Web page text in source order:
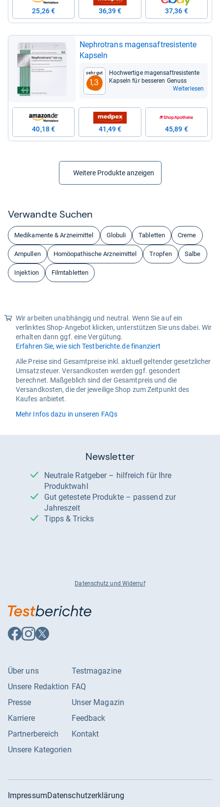
25,26 € 36,39 € 37,36 €
Nephro­trans magen­saf­t­re­sis­tente
Kap­seln
Sehr gut
1,3
Hoch­wer­tige magen­saf­t­re­sis­tente
Kap­seln für bes­se­ren Genuss
Weiterlesen
40,18 € 41,49 € 45,89 €
Weitere Produkte anzeigen
Ver­wandte Suchen
Medikamente & Arzneimittel Globuli Tabletten Creme
Ampullen Homöopathische Arzneimittel Tropfen Salbe
Injektion Filmtabletten
Wir arbeiten unabhängig und neutral. Wenn Sie auf ein
verlinktes Shop-Angebot klicken, unterstützen Sie uns dabei. Wir
erhalten dann ggf. eine Vergütung.
Erfahren Sie, wie sich Testberichte.de finanziert
Alle Preise sind Gesamtpreise inkl. aktuell geltender gesetzlicher
Umsatzsteuer. Versandkosten werden ggf. gesondert
berechnet. Maßgeblich sind der Gesamtpreis und die
Versandkosten, die der jeweilige Shop zum Zeitpunkt des
Kaufes anbietet.
Mehr Infos dazu in unseren FAQs
Newsletter
Neutrale Ratgeber – hilfreich für Ihre
Produktwahl
Gut getestete Produkte – passend zur
Jahreszeit
Tipps & Tricks
Datenschutz und Widerruf
Auf
Facebook
Auf
Instagram
Auf
X
Über uns
Unsere Redaktion
Presse
Karriere
Partnerbereich
Unsere Kategorien
Testmagazine
FAQ
Unser Magazin
Feedback
Kontakt
ImpressumDatenschutzerklärung